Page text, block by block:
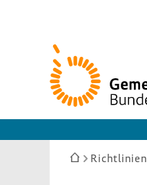
Zur
Startseite
Sie Richtlinien